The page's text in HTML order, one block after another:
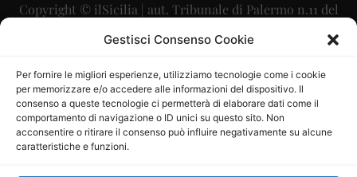
Gestisci Consenso Cookie
Per fornire le migliori esperienze, utilizziamo tecnologie come i cookie
per memorizzare e/o accedere alle informazioni del dispositivo. Il
consenso a queste tecnologie ci permetterà di elaborare dati come il
comportamento di navigazione o ID unici su questo sito. Non
acconsentire o ritirare il consenso può influire negativamente su alcune
caratteristiche e funzioni.
Copyright © ilSicilia | aut. Tribunale di Palermo n.11 del
29/09/2015
Direttore Editoriale: Maurizio Scaglione
Direttore Responsabile: Maria Calabrese